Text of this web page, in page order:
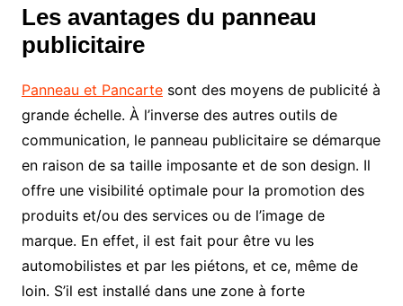
Les avantages du panneau
publicitaire
Panneau et Pancartesont des moyens de publicité à
grande échelle. À l’inverse des autres outils de
communication, le panneau publicitaire se démarque
en raison de sa taille imposante et de son design. Il
offre une visibilité optimale pour la promotion des
produits et/ou des services ou de l’image de
marque. En effet, il est fait pour être vu les
automobilistes et par les piétons, et ce, même de
loin. S’il est installé dans une zone à forte